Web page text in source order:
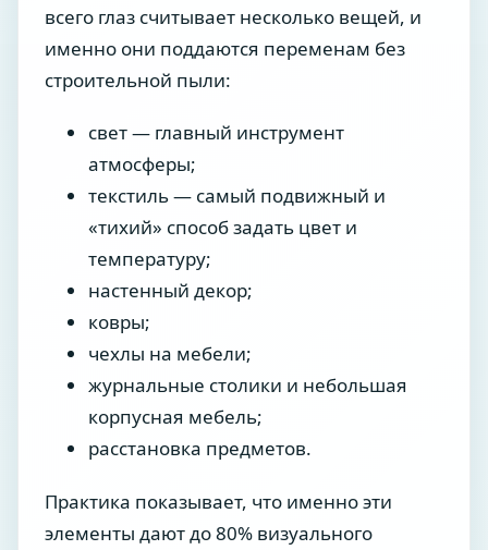
всего глаз считывает несколько вещей, и
именно они поддаются переменам без
строительной пыли:
свет — главный инструмент
атмосферы;
текстиль — самый подвижный и
«тихий» способ задать цвет и
температуру;
настенный декор;
ковры;
чехлы на мебели;
журнальные столики и небольшая
корпусная мебель;
расстановка предметов.
Практика показывает, что именно эти
элементы дают до 80% визуального